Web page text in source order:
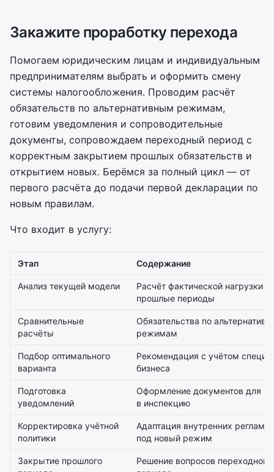
Закажите проработку перехода
Помогаем юридическим лицам и индивидуальным
предпринимателям выбрать и оформить смену
системы налогообложения. Проводим расчёт
обязательств по альтернативным режимам,
готовим уведомления и сопроводительные
документы, сопровождаем переходный период с
корректным закрытием прошлых обязательств и
открытием новых. Берёмся за полный цикл — от
первого расчёта до подачи первой декларации по
новым правилам.
Что входит в услугу:
Этап Содержание
Анализ текущей модели
Расчёт фактической нагрузки за
прошлые периоды
Сравнительные
расчёты
Обязательства по
режимам
Подбор оптимального
варианта
Рекомендация с учётом
бизнеса
Подготовка
уведомлений
Оформление документов для
в инспекцию
Корректировка учётной
политики
Адаптация внутренних
под новый режим
Закрытие прошлого
Решение вопросов переходного